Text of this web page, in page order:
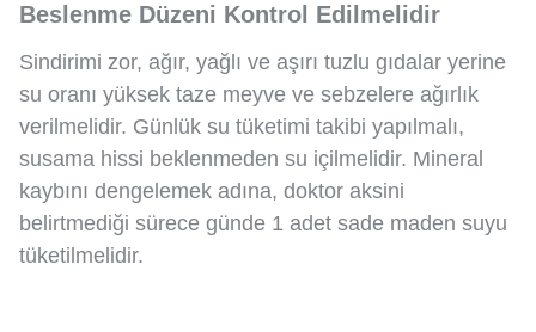
Beslenme Düzeni Kontrol Edilmelidir
Sindirimi zor, ağır, yağlı ve aşırı tuzlu gıdalar yerine
su oranı yüksek taze meyve ve sebzelere ağırlık
verilmelidir. Günlük su tüketimi takibi yapılmalı,
susama hissi beklenmeden su içilmelidir. Mineral
kaybını dengelemek adına, doktor aksini
belirtmediği sürece günde 1 adet sade maden suyu
tüketilmelidir.